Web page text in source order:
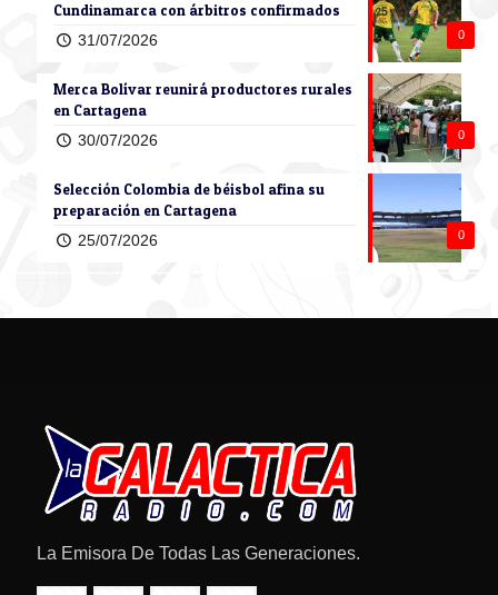
0
Cundinamarca con árbitros confirmados
31/07/2026
0
Merca Bolívar reunirá productores rurales
en Cartagena
30/07/2026
0
Selección Colombia de béisbol afina su
preparación en Cartagena
25/07/2026
La Emisora De Todas Las Generaciones.